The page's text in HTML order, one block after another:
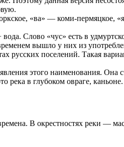
«ва» — коми-пермяцкое,
Слово «чус» есть в
вышло у них из
русских поселений. Такая
этого наименования. Она
река в глубоком овраге, каньоне.
В окрестностях реки —